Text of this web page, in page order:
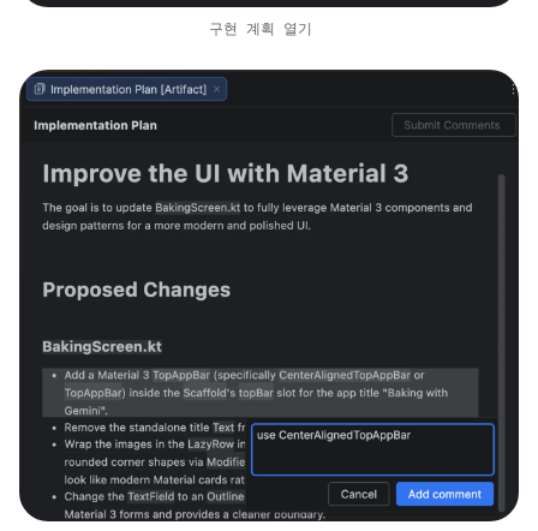
구현 계획 열기